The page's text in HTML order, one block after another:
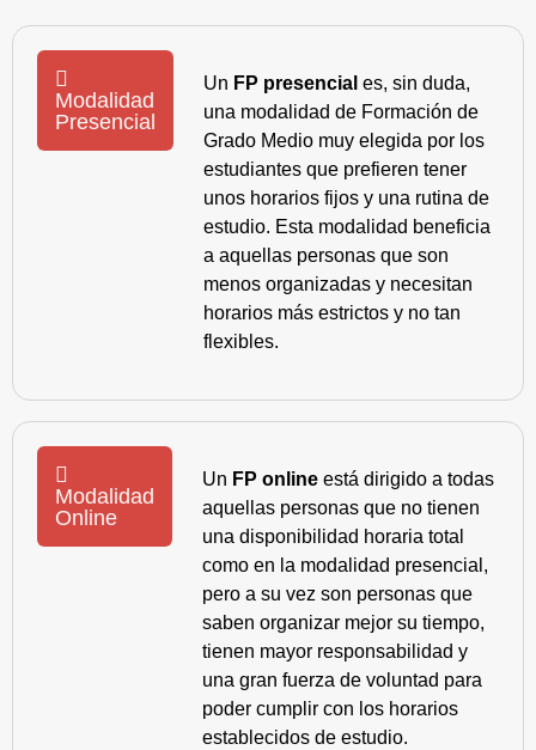
Modalidad
Presencial
Un FP presencial es, sin duda,
una modalidad de Formación de
Grado Medio muy elegida por los
estudiantes que prefieren tener
unos horarios fijos y una rutina de
estudio. Esta modalidad beneficia
a aquellas personas que son
menos organizadas y necesitan
horarios más estrictos y no tan
flexibles.
Modalidad
Online
Un FP online está dirigido a todas
aquellas personas que no tienen
una disponibilidad horaria total
como en la modalidad presencial,
pero a su vez son personas que
saben organizar mejor su tiempo,
tienen mayor responsabilidad y
una gran fuerza de voluntad para
poder cumplir con los horarios
establecidos de estudio.